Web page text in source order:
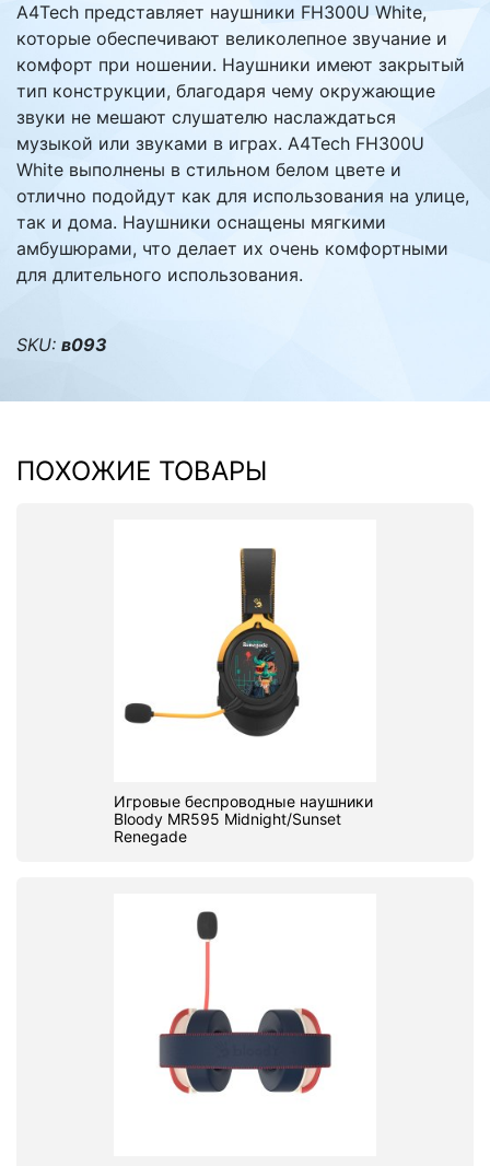
A4Tech представляет наушники FH300U White,
которые обеспечивают великолепное звучание и
комфорт при ношении. Наушники имеют закрытый
тип конструкции, благодаря чему окружающие
звуки не мешают слушателю наслаждаться
музыкой или звуками в играх. A4Tech FH300U
White выполнены в стильном белом цвете и
отлично подойдут как для использования на улице,
так и дома. Наушники оснащены мягкими
амбушюрами, что делает их очень комфортными
для длительного использования.
SKU: в093
ПОХОЖИЕ ТОВАРЫ
Игровые беспроводные наушники
Bloody MR595 Midnight/Sunset
Renegade